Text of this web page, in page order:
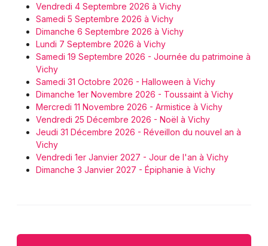
Vendredi 4 Septembre 2026 à Vichy
Samedi 5 Septembre 2026 à Vichy
Dimanche 6 Septembre 2026 à Vichy
Lundi 7 Septembre 2026 à Vichy
Samedi 19 Septembre 2026 - Journée du patrimoine à
Vichy
Samedi 31 Octobre 2026 - Halloween à Vichy
Dimanche 1er Novembre 2026 - Toussaint à Vichy
Mercredi 11 Novembre 2026 - Armistice à Vichy
Vendredi 25 Décembre 2026 - Noël à Vichy
Jeudi 31 Décembre 2026 - Réveillon du nouvel an à
Vichy
Vendredi 1er Janvier 2027 - Jour de l'an à Vichy
Dimanche 3 Janvier 2027 - Épiphanie à Vichy